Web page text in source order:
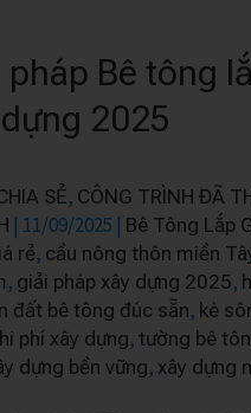
pháp Bê tông
2025
SẺ, CÔNG TRÌNH ĐÃ
| 11/09/2025 | Bê Tông Lắp
rẻ, cầu nông thôn miền
, giải pháp xây dựng 2025,
đất bê tông đúc sẵn, kè
phí xây dựng, tường bê
dựng bền vững, xây dựng